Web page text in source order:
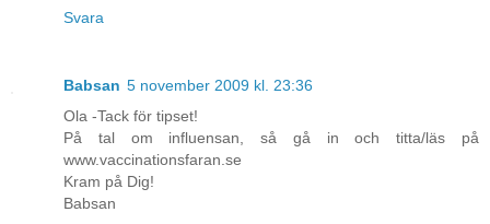
Svara
Babsan 5 november 2009 kl. 23:36
Ola -Tack för tipset!
På tal om influensan, så gå in och titta/läs på
www.vaccinationsfaran.se
Kram på Dig!
Babsan